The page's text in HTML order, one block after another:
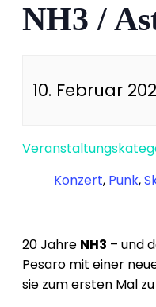
NH3 /
10. Februar
Konzert, Punk,
20 Jahre NH3 – und
Pesaro mit einer
sie zum ersten Mal